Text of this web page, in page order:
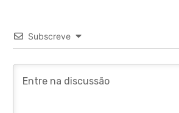
Subscreve